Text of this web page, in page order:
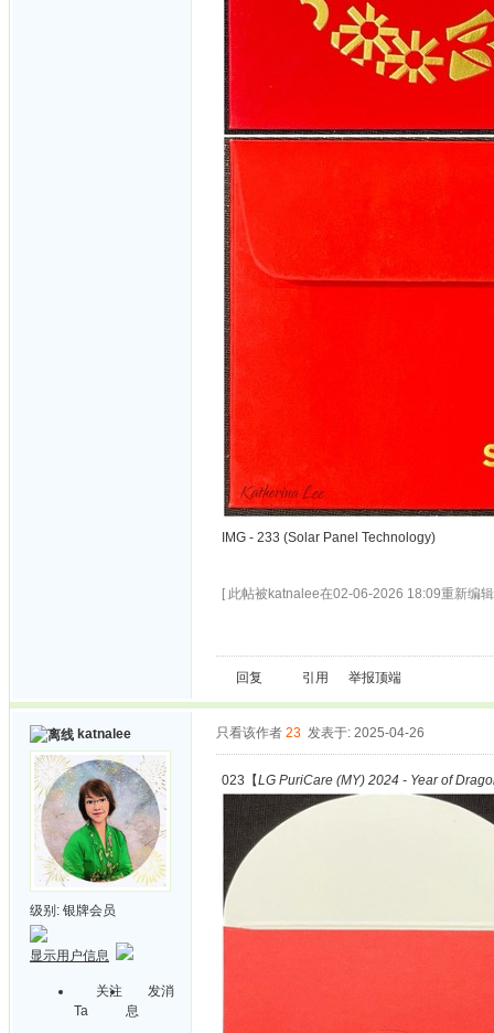
IMG - 233 (Solar Panel Technology)
[ 此帖被katnalee在02-06-2026 18:09重新编
回复 引用 举报顶端
katnalee
级别: 银牌会员
显示用户信息
关注
Ta
发消
息
只看该作者 23 发表于: 2025-04-26
023【LG PuriCare (MY) 2024 - Year of